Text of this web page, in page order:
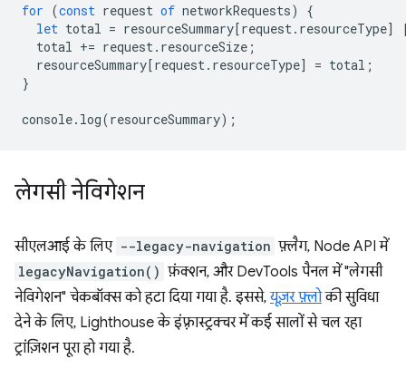
for (const request of networkRequests)
{
let total = resourceSummary[request . resourceType]
total += request . resourceSize ;
resourceSummary[request . resourceType] = total ;
}
console. log(resourceSummary);
लेगसी नेविगेशन
सीएलआई के लिए --legacy-navigation फ़्लैग, Node API में
legacyNavigation() फ़ंक्शन, और DevTools पैनल में "लेगसी
नेविगेशन" चेकबॉक्स को हटा दिया गया है. इससे,यूज़र फ़्लोकी सुविधा
देने के लिए, Lighthouse के इंफ़्रास्ट्रक्चर में कई सालों से चल रहा
ट्रांज़िशन पूरा हो गया है.